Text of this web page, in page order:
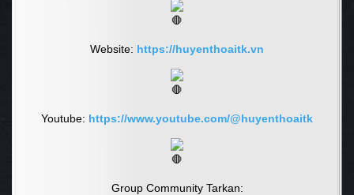
Website: https://huyenthoaitk.vn
Youtube: https://www.youtube.com/@huyenthoaitk
Group Community Tarkan: